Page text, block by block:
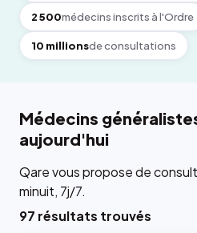
2 500médecins inscrits à l'Ordre
10 millionsde consultations
Médecins
aujourd'hui
Qare vous propose de
minuit, 7j/7.
97 résultats trouvés